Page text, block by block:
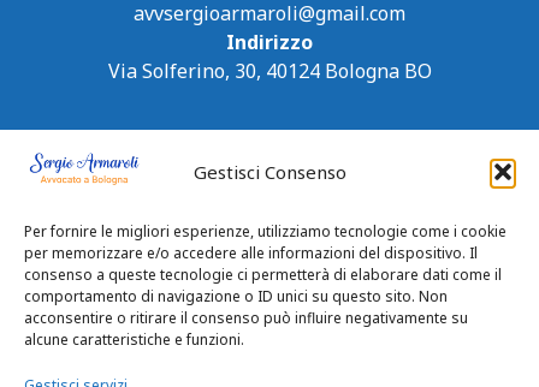
Gestisci Consenso
Per fornire le migliori esperienze, utilizziamo tecnologie come i cookie
per memorizzare e/o accedere alle informazioni del dispositivo. Il
consenso a queste tecnologie ci permetterà di elaborare dati come il
comportamento di navigazione o ID unici su questo sito. Non
acconsentire o ritirare il consenso può influire negativamente su
alcune caratteristiche e funzioni.
avvsergioarmaroli@gmail.com
Indirizzo
Via Solferino, 30, 40124 Bologna BO